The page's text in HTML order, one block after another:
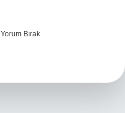
Yorum Bırak